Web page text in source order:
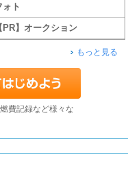
ォト
PR】オークション
もっと見る
費記録など様々な